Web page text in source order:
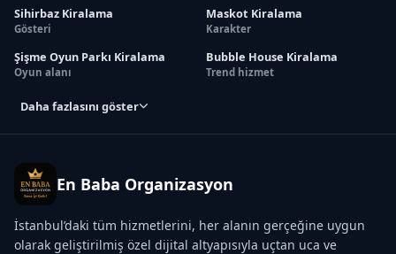
Sihirbaz Kiralama
Gösteri
Maskot Kiralama
Karakter
Şişme Oyun Parkı Kiralama
Oyun alanı
Bubble House Kiralama
Trend hizmet
Daha fazlasını göster
En Baba Organizasyon
İstanbul’daki tüm hizmetlerini, her alanın gerçeğine uygun
olarak geliştirilmiş özel dijital altyapısıyla uçtan uca ve